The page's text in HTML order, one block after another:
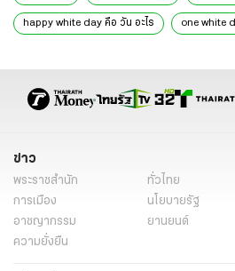
happy white day คือ วัน อะไร one white
White Day ประเพณี White Day คือ ธรรมเนี
ข่าว
พระราชสำนัก ทั่วไทย
การเมือง
นโยบายรัฐ
อาชญากรรม
ยานยนต์
ความยั่งยืน